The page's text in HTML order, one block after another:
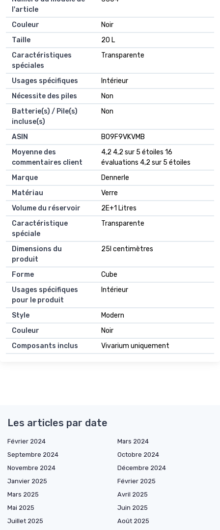
l'article
Couleur
‎Noir
Taille
‎20 L
Caractéristiques
spéciales
‎Transparente
Usages spécifiques
‎Intérieur
Nécessite des piles
‎Non
Batterie(s) / Pile(s)
incluse(s)
‎Non
ASIN
B09F9VKVMB
Moyenne des
commentaires client
4,2 4,2 sur 5 étoiles 16
évaluations 4,2 sur 5 étoiles
Marque
Dennerle
Matériau
Verre
Volume du réservoir
2E+1 Litres
Caractéristique
spéciale
Transparente
Dimensions du
produit
25l centimètres
Forme
Cube
Usages spécifiques
pour le produit
Intérieur
Style
Modern
Couleur
Noir
Composants inclus
Vivarium uniquement
Les articles par date
Février 2024
Mars 2024
Septembre 2024
Octobre 2024
Novembre 2024
Décembre 2024
Janvier 2025
Février 2025
Mars 2025
Avril 2025
Mai 2025
Juin 2025
Juillet 2025
Août 2025